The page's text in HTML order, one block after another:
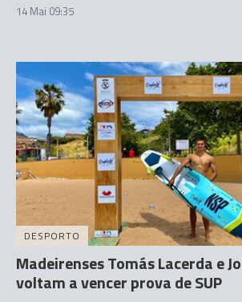
14 Mai 09:35
DESPORTO
Madeirenses Tomás Lacerda e
voltam a vencer prova de SUP